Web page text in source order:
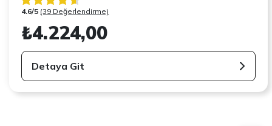
4.6/5 (39 Değerlendirme)
₺4.224,00
Detaya Git